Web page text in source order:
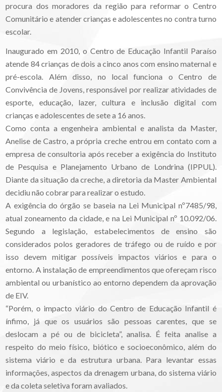
procura dos moradores da região para reformar o Centro
Comunitário e atender crianças e adolescentes no contra turno
escolar.
Inaugurado em 2010, o Centro de Educação Infantil Paraíso
atende 84 crianças de dois a cinco anos com ensino maternal e
pré-escola. Além disso, no local funciona o Centro de
Convivência de Jovens, responsável por realizar atividades de
esporte, educação, lazer, cultura e inclusão digital com
crianças e adolescentes de sete a 16 anos.
Como conta a engenheira ambiental e analista da Master,
Anelise de Castro, a própria creche entrou em contato com a
empresa de consultoria após receber a exigência do Instituto
de Pesquisa e Planejamento Urbano de Londrina (IPPUL).
Diante da situação da creche, a diretoria da Master Ambiental
decidiu não cobrar para realizar o estudo.
A exigência do órgão se baseia na Lei Municipal nº7485/98,
atual zoneamento da cidade, e na Lei Municipal nº 10.092/06.
Segundo a legislação, estabelecimentos de ensino são
considerados polos geradores de tráfego ou de ruído e por
isso devem mitigar possíveis impactos viários e para o
entorno. A instalação de empreendimentos que ofereçam risco
ambiental ou urbanístico ao entorno dependem da aprovação
de EIV.
“Porém, o impacto viário do Centro de Educação Infantil é
ínfimo, já que os usuários são pessoas carentes, que se
deslocam a pé ou de bicicleta”, analisa. É feita analise a
respeito do meio físico, biótico e socioeconômico, além do
sistema viário e da estrutura urbana. Para levantar essas
informações, aspectos da drenagem urbana, do sistema viário
e da coleta seletiva foram avaliados.